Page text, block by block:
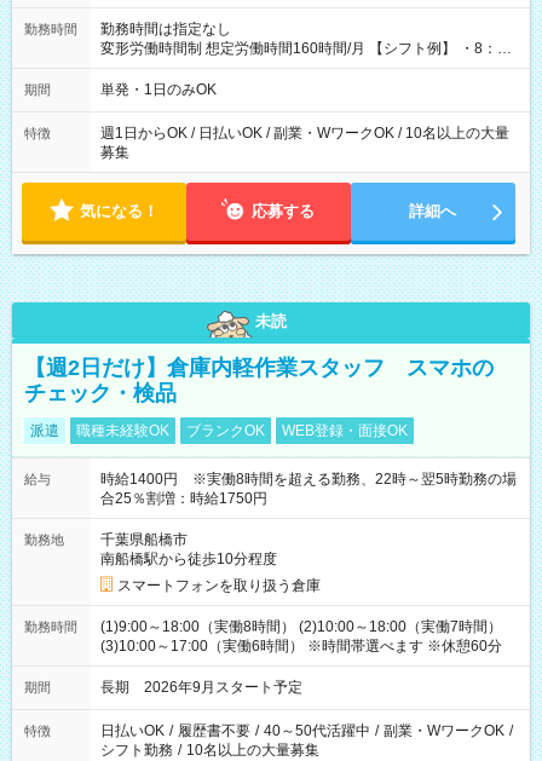
勤務時間
勤務時間は指定なし
変形労働時間制 想定労働時間160時間/月 【シフト例】 ・8：00
～21：00
期間 単発・1日のみOK
特徴
週1日からOK / 日払いOK / 副業・WワークOK / 10名以上の大量
募集
気になる！ 応募する 詳細へ
未読
【週2日だけ】倉庫内軽作業スタッフ スマホの
チェック・検品
派遣 職種未経験OK ブランクOK WEB登録・面接OK
給与
時給1400円 ※実働8時間を超える勤務、22時～翌5時勤務の場
合25％割増：時給1750円
勤務地
千葉県船橋市
南船橋駅から徒歩10分程度
スマートフォンを取り扱う倉庫
勤務時間
(1)9:00～18:00（実働8時間） (2)10:00～18:00（実働7時間）
(3)10:00～17:00（実働6時間） ※時間帯選べます ※休憩60分
期間 長期 2026年9月スタート予定
特徴 日払いOK / 履歴書不要 / 40～50代活躍中 / 副業・WワークOK /
シフト勤務 / 10名以上の大量募集